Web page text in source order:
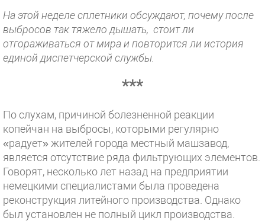
На этой неделе сплетники обсуждают, почему после
выбросов так тяжело дышать, стоит ли
отгораживаться от мира и повторится ли история
единой диспетчерской службы.
***
По слухам, причиной болезненной реакции
копейчан на выбросы, которыми регулярно
«радует» жителей города местный машзавод,
является отсутствие ряда фильтрующих элементов.
Говорят, несколько лет назад на предприятии
немецкими специалистами была проведена
реконструкция литейного производства. Однако
был установлен не полный цикл производства.